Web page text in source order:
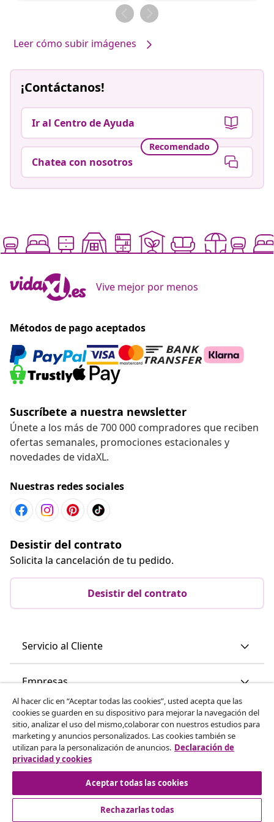
por
Leer cómo subir imágenes
¡Contáctanos!
Ir al Centro de Ayuda
Recomendado
Chatea con nosotros
Vive mejor por menos
Métodos de pago aceptados
Suscríbete a nuestra newsletter
Únete a los más de 700 000 compradores que reciben
ofertas semanales, promociones estacionales y
novedades de vidaXL.
Nuestras redes sociales
Desistir del contrato
Solicita la cancelación de tu pedido.
Desistir del contrato
Servicio al Cliente
Empresas
vidaXL
Descubre mas
Al hacer clic en “Aceptar todas las cookies”, usted acepta que las
cookies se guarden en su dispositivo para mejorar la navegación del
sitio, analizar el uso del mismo,colaborar con nuestros estudios para
marketing y anuncios personalizados. Las cookies también se
utilizan para la personalización de anuncios. Declaración de
privacidad y cookies
Aceptar todas las cookies
Rechazarlas todas